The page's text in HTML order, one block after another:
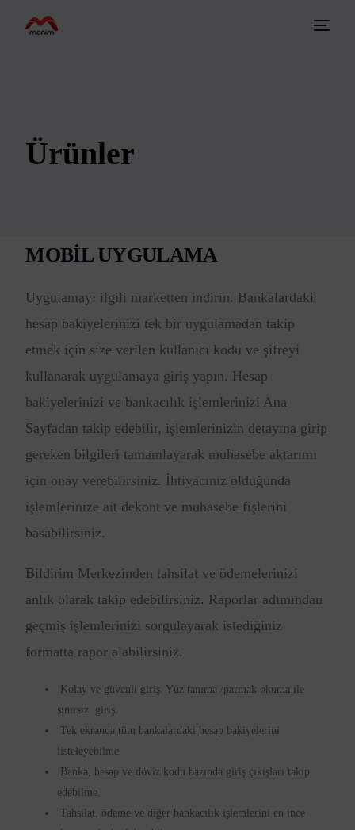
Ürünler
MOBİL UYGULAMA
Uygulamayı ilgili marketten indirin. Bankalardaki
hesap bakiyelerinizi tek bir uygulamadan takip
etmek için size verilen kullanıcı kodu ve şifreyi
kullanarak uygulamaya giriş yapın. Hesap
bakiyelerinizi ve bankacılık işlemlerinizi Ana
Sayfadan takip edebilir, işlemlerinizin detayına girip
gereken bilgileri tamamlayarak muhasebe aktarımı
için onay verebilirsiniz. İhtiyacınız olduğunda
işlemlerinize ait dekont ve muhasebe fişlerini
basabilirsiniz.
Bildirim Merkezinden tahsilat ve ödemelerinizi
anlık olarak takip edebilirsiniz. Raporlar adımından
geçmiş işlemlerinizi sorgulayarak istediğiniz
formatta rapor alabilirsiniz.
Kolay ve güvenli giriş. Yüz tanıma /parmak okuma ile
sınırsız giriş.
Tek ekranda tüm bankalardaki hesap bakiyelerini
listeleyebilme.
Banka, hesap ve döviz kodu bazında giriş çıkışları takip
edebilme.
Tahsilat, ödeme ve diğer bankacılık işlemlerini en ince